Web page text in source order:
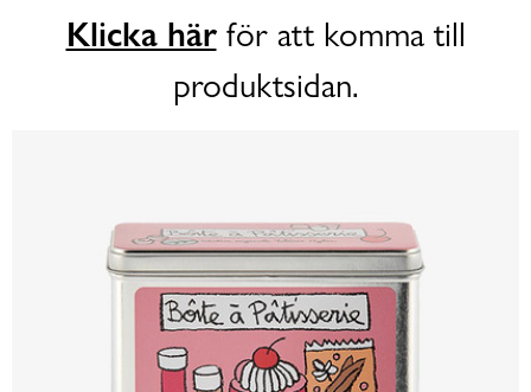
Klicka härför att komma till
produktsidan.